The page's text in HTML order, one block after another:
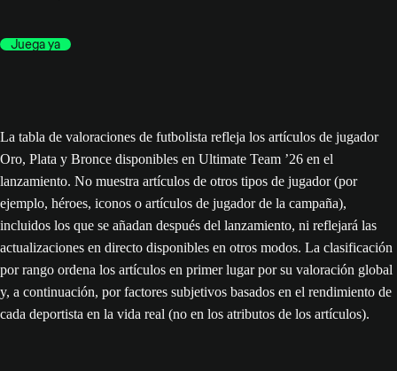
Juega ya
La tabla de valoraciones de futbolista refleja los artículos de jugador
Oro, Plata y Bronce disponibles en Ultimate Team ’26 en el
lanzamiento. No muestra artículos de otros tipos de jugador (por
ejemplo, héroes, iconos o artículos de jugador de la campaña),
incluidos los que se añadan después del lanzamiento, ni reflejará las
actualizaciones en directo disponibles en otros modos. La clasificación
por rango ordena los artículos en primer lugar por su valoración global
y, a continuación, por factores subjetivos basados en el rendimiento de
cada deportista en la vida real (no en los atributos de los artículos).